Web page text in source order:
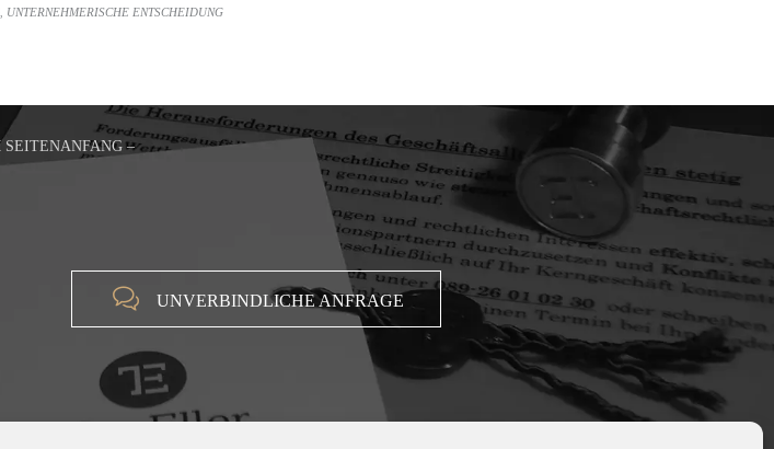
UNTERNEHMERISCHE ENTSCHEIDUNG
SEITENANFANG –
 UNVERBINDLICHE ANFRAGE